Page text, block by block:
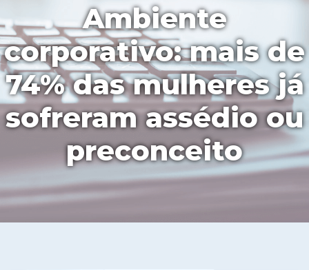
Ambiente
corporativo: mais de
74% das mulheres já
sofreram assédio ou
preconceito